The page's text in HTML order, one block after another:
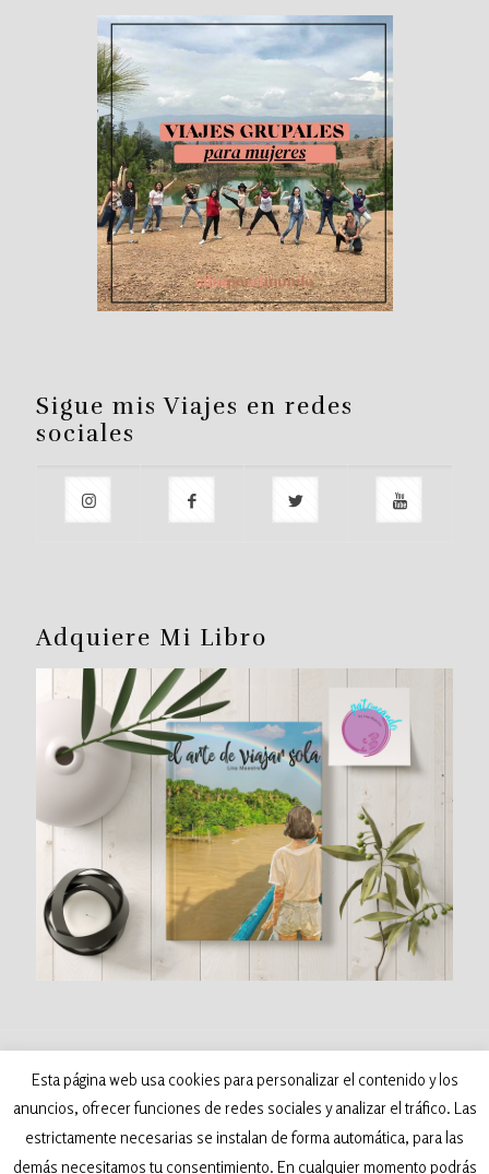
Sigue mis Viajes en redes
sociales
Adquiere Mi Libro
©2026 Patoneando - Blog de viajes. Todos los
derechos reservados. Desarrollado por:
Samva Network
Esta página web usa cookies para personalizar el contenido y los
anuncios, ofrecer funciones de redes sociales y analizar el tráfico. Las
estrictamente necesarias se instalan de forma automática, para las
demás necesitamos tu consentimiento. En cualquier momento podrás